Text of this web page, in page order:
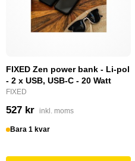
FIXED Zen power bank - Li-pol
- 2 x USB, USB-C - 20 Watt
FIXED
527 kr inkl. moms
Bara 1 kvar